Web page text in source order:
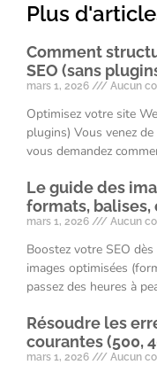
Plus
Comment
SEO (sans
mars 1, 2026 Aucun
Optimisez votre site
plugins) Vous venez
vous demandez
Le guide des
formats, balises,
mars 1, 2026 Aucun
Boostez votre SEO
images optimisées
passez des heures à
Résoudre les
courantes (500,
mars 1, 2026 Aucun